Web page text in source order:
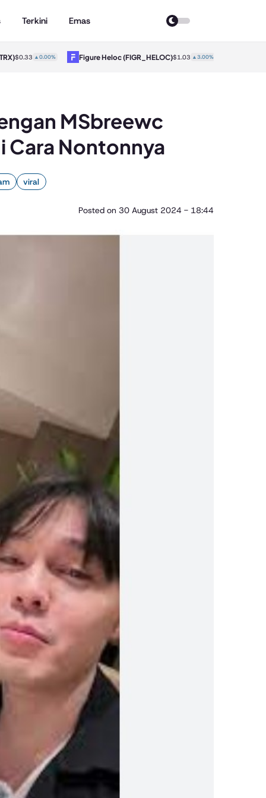
Terkini Emas
$0.33▲0.00% Figure Heloc(FIGR_HELOC)$1.03 ▲3.00%
MSbreewc
Cara Nontonnya
viral
Posted on 30 August 2024 - 18:44